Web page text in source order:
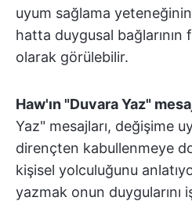
uyum sağlama
hatta duygusal
olarak görülebilir.
Haw'ın "Duvara Yaz"
Yaz" mesajları, değişime
dirençten kabullenmeye
kişisel yolculuğunu
yazmak onun duygularını